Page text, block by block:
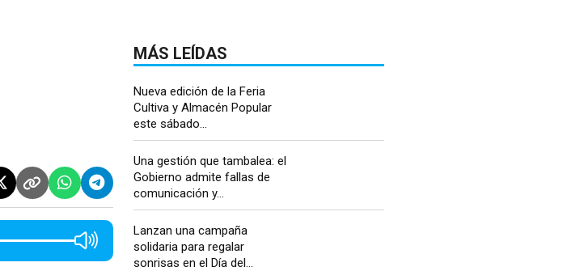
MÁS LEÍDAS
Nueva edición de la Feria
Cultiva y Almacén Popular
este sábado...
Una gestión que tambalea: el
Gobierno admite fallas de
comunicación y...
Lanzan una campaña
solidaria para regalar
sonrisas en el Día del...